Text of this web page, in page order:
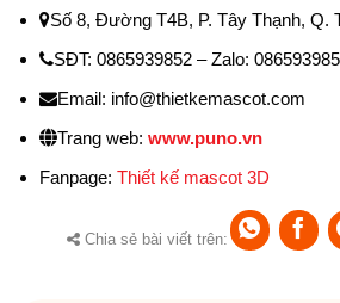
Số 8, Đường T4B, P. Tây Thạnh, Q.
SĐT: 0865939852 – Zalo:
Email: info@thietkemascot.com
Trang web: www.puno.vn
Fanpage: Thiết kế mascot 3D
Chia sẻ bài viết trên: